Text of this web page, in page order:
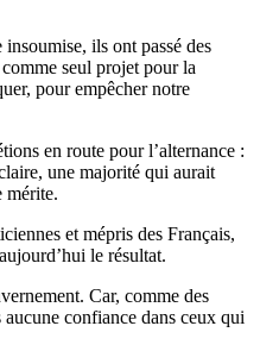
ils ont passé des
seul projet pour la
pour empêcher notre
en route pour l’alternance :
une majorité qui aurait
mérite.
et mépris des Français,
le résultat.
Car, comme des
confiance dans ceux qui